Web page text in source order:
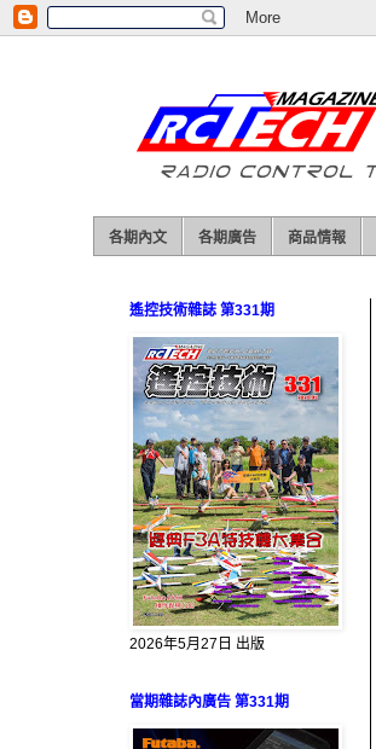
各期內文 各期廣告 商品情報
遙控技術雜誌 第331期
2026年5月27日 出版
當期雜誌內廣告 第331期